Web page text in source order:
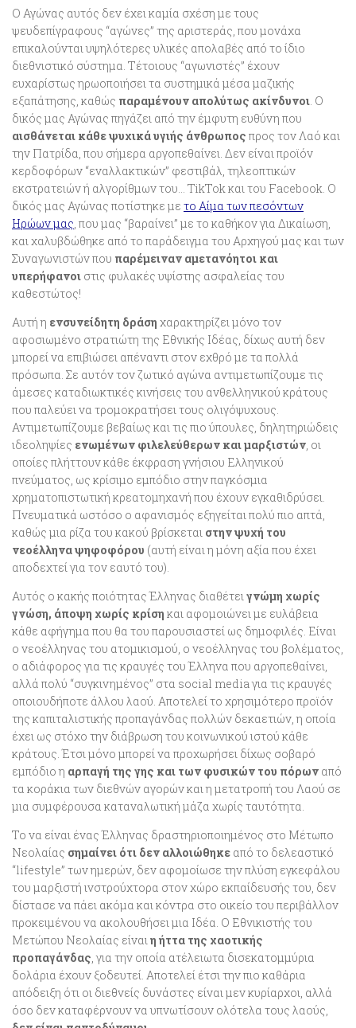
Ο Αγώνας αυτός δεν έχει καμία σχέση με τους
ψευδεπίγραφους “αγώνες” της αριστεράς, που μονάχα
επικαλούνται υψηλότερες υλικές απολαβές από το ίδιο
διεθνιστικό σύστημα. Τέτοιους “αγωνιστές” έχουν
ευχαρίστως ηρωοποιήσει τα συστημικά μέσα μαζικής
εξαπάτησης, καθώς παραμένουν απολύτως ακίνδυνοι. Ο
δικός μας Αγώνας πηγάζει από την έμφυτη ευθύνη που
αισθάνεται κάθε ψυχικά υγιής άνθρωπος προς τον Λαό και
την Πατρίδα, που σήμερα αργοπεθαίνει. Δεν είναι προϊόν
κερδοφόρων “εναλλακτικών” φεστιβάλ, τηλεοπτικών
εκστρατειών ή αλγορίθμων του… TikTok και του Facebook. Ο
δικός μας Αγώνας ποτίστηκε με το Αίμα των πεσόντων
Ηρώων μας, που μας “βαραίνει” με το καθήκον για Δικαίωση,
και χαλυβδώθηκε από το παράδειγμα του Αρχηγού μας και των
Συναγωνιστών που παρέμειναν αμετανόητοι και
υπερήφανοι στις φυλακές υψίστης ασφαλείας του
καθεστώτος!
Αυτή η ενσυνείδητη δράση χαρακτηρίζει μόνο τον
αφοσιωμένο στρατιώτη της Εθνικής Ιδέας, δίχως αυτή δεν
μπορεί να επιβιώσει απέναντι στον εχθρό με τα πολλά
πρόσωπα. Σε αυτόν τον ζωτικό αγώνα αντιμετωπίζουμε τις
άμεσες καταδιωκτικές κινήσεις του ανθελληνικού κράτους
που παλεύει να τρομοκρατήσει τους ολιγόψυχους.
Αντιμετωπίζουμε βεβαίως και τις πιο ύπουλες, δηλητηριώδεις
ιδεοληψίες ενωμένων φιλελεύθερων και μαρξιστών, οι
οποίες πλήττουν κάθε έκφραση γνήσιου Ελληνικού
πνεύματος, ως κρίσιμο εμπόδιο στην παγκόσμια
χρηματοπιστωτική κρεατομηχανή που έχουν εγκαθιδρύσει.
Πνευματικά ωστόσο ο αφανισμός εξηγείται πολύ πιο απτά,
καθώς μια ρίζα του κακού βρίσκεται στην ψυχή του
νεοέλληνα ψηφοφόρου (αυτή είναι η μόνη αξία που έχει
αποδεχτεί για τον εαυτό του).
Αυτός ο κακής ποιότητας Έλληνας διαθέτειγνώμη χωρίς
γνώση, άποψη χωρίς κρίση και αφομοιώνει με ευλάβεια
κάθε αφήγημα που θα του παρουσιαστεί ως δημοφιλές. Είναι
ο νεοέλληνας του ατομικισμού, ο νεοέλληνας του βολέματος,
ο αδιάφορος για τις κραυγές του Έλληνα που αργοπεθαίνει,
αλλά πολύ “συγκινημένος” στα social media για τις κραυγές
οποιουδήποτε άλλου λαού. Αποτελεί το χρησιμότερο προϊόν
της καπιταλιστικής προπαγάνδας πολλών δεκαετιών, η οποία
έχει ως στόχο την διάβρωση του κοινωνικού ιστού κάθε
κράτους. Έτσι μόνο μπορεί να προχωρήσει δίχως σοβαρό
εμπόδιο η αρπαγή της γης και των φυσικών του πόρων από
τα κοράκια των διεθνών αγορών και η μετατροπή του Λαού σε
μια συμφέρουσα καταναλωτική μάζα χωρίς ταυτότητα.
Το να είναι ένας Έλληνας δραστηριοποιημένος στο Μέτωπο
Νεολαίας σημαίνει ότι δεν αλλοιώθηκε από το δελεαστικό
“lifestyle” των ημερών, δεν αφομοίωσε την πλύση εγκεφάλου
του μαρξιστή ινστρούχτορα στον χώρο εκπαίδευσής του, δεν
δίστασε να πάει ακόμα και κόντρα στο οικείο του περιβάλλον
προκειμένου να ακολουθήσει μια Ιδέα. Ο Εθνικιστής του
Μετώπου Νεολαίας είναιη ήττα της χαοτικής
προπαγάνδας, για την οποία ατέλειωτα δισεκατομμύρια
δολάρια έχουν ξοδευτεί. Αποτελεί έτσι την πιο καθάρια
απόδειξη ότι οι διεθνείς δυνάστες είναι μεν κυρίαρχοι, αλλά
όσο δεν καταφέρνουν να υπνωτίσουν ολότελα τους λαούς,